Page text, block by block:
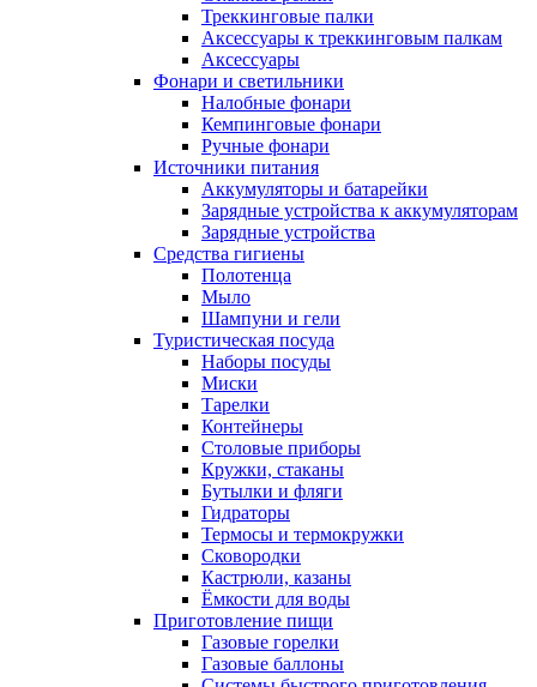
Треккинговые палки
Аксессуары к треккинговым палкам
Аксессуары
Фонари и светильники
Налобные фонари
Кемпинговые фонари
Ручные фонари
Источники питания
Аккумуляторы и батарейки
Зарядные устройства к аккумуляторам
Зарядные устройства
Средства гигиены
Полотенца
Мыло
Шампуни и гели
Туристическая посуда
Наборы посуды
Миски
Тарелки
Контейнеры
Столовые приборы
Кружки, стаканы
Бутылки и фляги
Гидраторы
Термосы и термокружки
Сковородки
Кастрюли, казаны
Ёмкости для воды
Приготовление пищи
Газовые горелки
Газовые баллоны